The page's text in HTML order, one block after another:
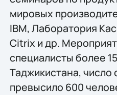
мировых
IBM, Лаборатория
Citrix и др.
специалисты более
Таджикистана, число
превысило 600